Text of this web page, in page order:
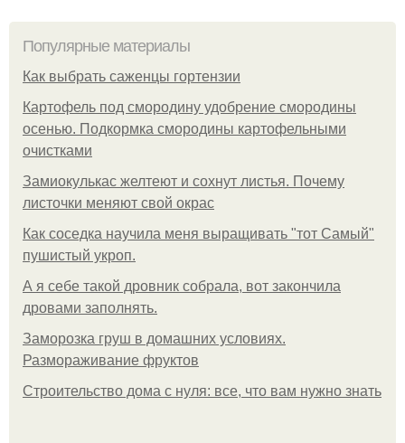
Популярные материалы
Как выбрать саженцы гортензии
Картофель под смородину удобрение смородины
осенью. Подкормка смородины картофельными
очистками
Замиокулькас желтеют и сохнут листья. Почему
листочки меняют свой окрас
Как соседка научила меня выращивать "тот Самый"
пушистый укроп.
А я себе такой дровник собрала, вот закончила
дровами заполнять.
Заморозка груш в домашних условиях.
Размораживание фруктов
Строительство дома с нуля: все, что вам нужно знать